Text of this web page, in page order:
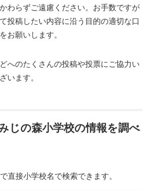
わらずご遠慮ください。お手数ですが
投稿したい内容に沿う目的の適切な口
お願いします。
へのたくさんの投稿や投票にご協力い
います。
じの森小学校の情報を調べ
直接小学校名で検索できます。